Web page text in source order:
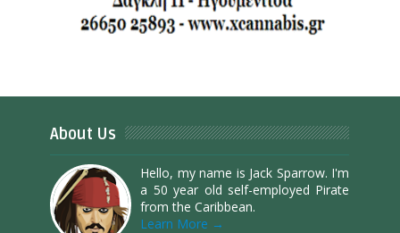
About Us
Hello, my name is Jack Sparrow. I'm
a 50 year old self-employed Pirate
from the Caribbean.
Learn More →